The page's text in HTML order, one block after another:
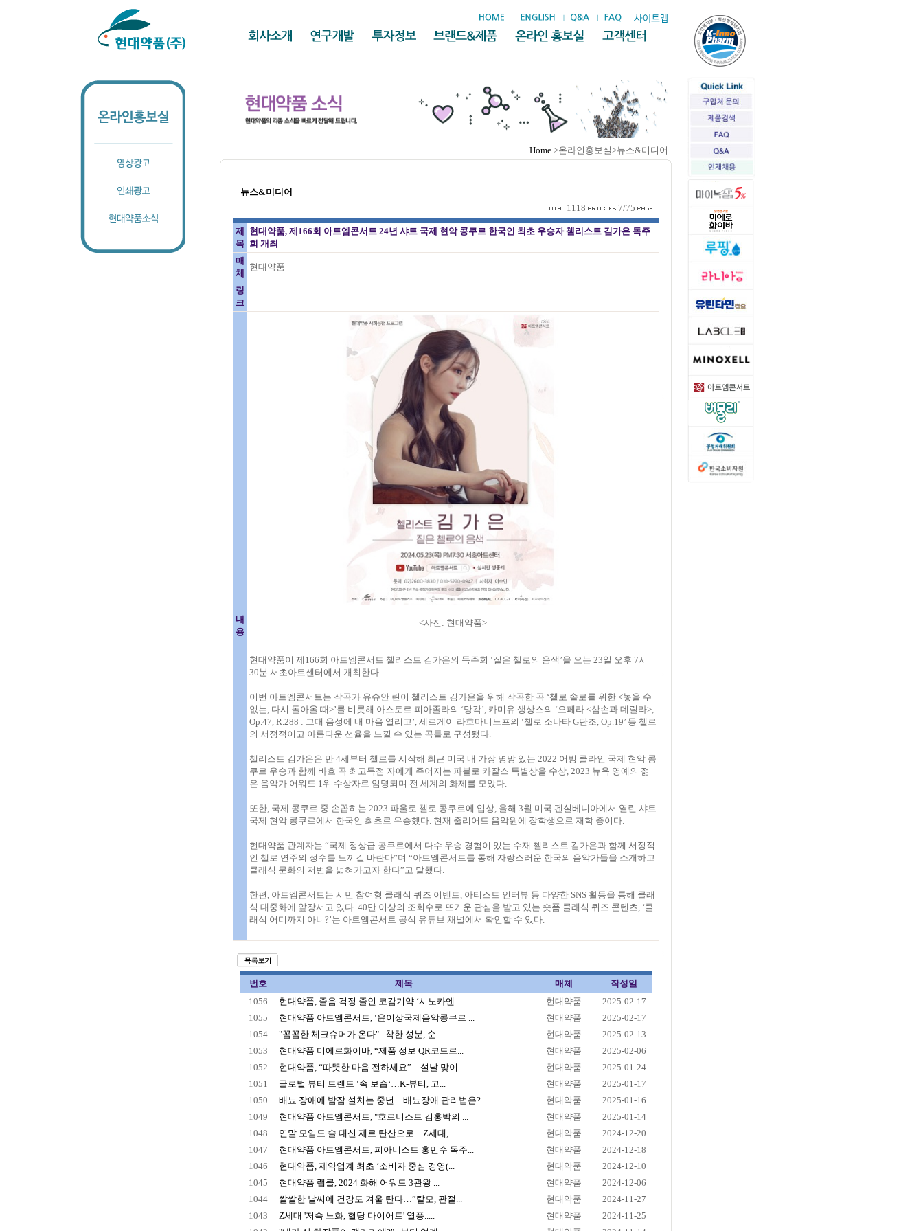
Home >온라인홍보실>뉴스&미디어
뉴스&미디어
1118
7/75
제
목
현대약품, 제166회 아트엠콘서트 24년 샤트 국제 현악 콩쿠르 한국인 최초 우승자 첼리스트 김가은 독주
회 개최
매
체
현대약품
링
크
내
용
<사진: 현대약품>
현대약품이 제166회 아트엠콘서트 첼리스트 김가은의 독주회 ‘짙은 첼로의 음색’을 오는 23일 오후 7시
30분 서초아트센터에서 개최한다.
이번 아트엠콘서트는 작곡가 유슈안 린이 첼리스트 김가은을 위해 작곡한 곡 ‘첼로 솔로를 위한 <놓을 수
없는, 다시 돌아올 때>’를 비롯해 아스토르 피아졸라의 ‘망각’, 카미유 생상스의 ‘오페라 <삼손과 데릴라>,
Op.47, R.288 : 그대 음성에 내 마음 열리고’, 세르게이 라흐마니노프의 ‘첼로 소나타 G단조, Op.19’ 등 첼로
의 서정적이고 아름다운 선율을 느낄 수 있는 곡들로 구성됐다.
첼리스트 김가은은 만 4세부터 첼로를 시작해 최근 미국 내 가장 명망 있는 2022 어빙 클라인 국제 현악 콩
쿠르 우승과 함께 바흐 곡 최고득점 자에게 주어지는 파블로 카잘스 특별상을 수상, 2023 뉴욕 영예의 젊
은 음악가 어워드 1위 수상자로 임명되며 전 세계의 화제를 모았다.
또한, 국제 콩쿠르 중 손꼽히는 2023 파울로 첼로 콩쿠르에 입상, 올해 3월 미국 펜실베니아에서 열린 샤트
국제 현악 콩쿠르에서 한국인 최초로 우승했다. 현재 줄리어드 음악원에 장학생으로 재학 중이다.
현대약품 관계자는 “국제 정상급 콩쿠르에서 다수 우승 경험이 있는 수재 첼리스트 김가은과 함께 서정적
인 첼로 연주의 정수를 느끼길 바란다”며 “아트엠콘서트를 통해 자랑스러운 한국의 음악가들을 소개하고
클래식 문화의 저변을 넓혀가고자 한다”고 말했다.
한편, 아트엠콘서트는 시민 참여형 클래식 퀴즈 이벤트, 아티스트 인터뷰 등 다양한 SNS 활동을 통해 클래
식 대중화에 앞장서고 있다. 40만 이상의 조회수로 뜨거운 관심을 받고 있는 숏폼 클래식 퀴즈 콘텐츠, ‘클
래식 어디까지 아니?’는 아트엠콘서트 공식 유튜브 채널에서 확인할 수 있다.
번호 제목 매체
작성일
1056
현대약품, 졸음 걱정 줄인 코감기약 ‘시노카엔... 현대약품
2025-02-17
1055
현대약품 아트엠콘서트, ‘윤이상국제음악콩쿠르 ... 현대약품
2025-02-17
1054
"꼼꼼한 체크슈머가 온다"...착한 성분, 순... 현대약품
2025-02-13
1053
현대약품 미에로화이바, “제품 정보 QR코드로... 현대약품
2025-02-06
1052
현대약품, “따뜻한 마음 전하세요”…설날 맞이... 현대약품
2025-01-24
1051
글로벌 뷰티 트렌드 ‘속 보습‘…K-뷰티, 고... 현대약품
2025-01-17
1050
배뇨 장애에 밤잠 설치는 중년…배뇨장애 관리법은? 현대약품
2025-01-16
1049
현대약품 아트엠콘서트, "호르니스트 김홍박의 ... 현대약품
2025-01-14
1048
연말 모임도 술 대신 제로 탄산으로…Z세대, ... 현대약품
2024-12-20
1047
현대약품 아트엠콘서트, 피아니스트 홍민수 독주... 현대약품
2024-12-18
1046
현대약품, 제약업계 최초 ‘소비자 중심 경영(... 현대약품
2024-12-10
1045
현대약품 랩클, 2024 화해 어워드 3관왕 ... 현대약품
2024-12-06
1044
쌀쌀한 날씨에 건강도 겨울 탄다…”탈모, 관절... 현대약품
2024-11-27
1043
Z세대 '저속 노화, 혈당 다이어트' 열풍..... 현대약품
2024-11-25